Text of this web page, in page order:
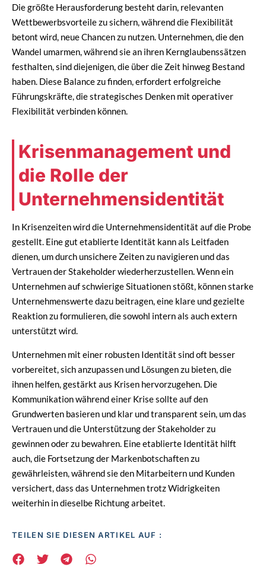
Die größte Herausforderung besteht darin, relevanten
Wettbewerbsvorteile zu sichern, während die Flexibilität
betont wird, neue Chancen zu nutzen. Unternehmen, die den
Wandel umarmen, während sie an ihren Kernglaubenssätzen
festhalten, sind diejenigen, die über die Zeit hinweg Bestand
haben. Diese Balance zu finden, erfordert erfolgreiche
Führungskräfte, die strategisches Denken mit operativer
Flexibilität verbinden können.
Krisenmanagement und
die Rolle der
Unternehmensidentität
In Krisenzeiten wird die Unternehmensidentität auf die Probe
gestellt. Eine gut etablierte Identität kann als Leitfaden
dienen, um durch unsichere Zeiten zu navigieren und das
Vertrauen der Stakeholder wiederherzustellen. Wenn ein
Unternehmen auf schwierige Situationen stößt, können starke
Unternehmenswerte dazu beitragen, eine klare und gezielte
Reaktion zu formulieren, die sowohl intern als auch extern
unterstützt wird.
Unternehmen mit einer robusten Identität sind oft besser
vorbereitet, sich anzupassen und Lösungen zu bieten, die
ihnen helfen, gestärkt aus Krisen hervorzugehen. Die
Kommunikation während einer Krise sollte auf den
Grundwerten basieren und klar und transparent sein, um das
Vertrauen und die Unterstützung der Stakeholder zu
gewinnen oder zu bewahren. Eine etablierte Identität hilft
auch, die Fortsetzung der Markenbotschaften zu
gewährleisten, während sie den Mitarbeitern und Kunden
versichert, dass das Unternehmen trotz Widrigkeiten
weiterhin in dieselbe Richtung arbeitet.
TEILEN SIE DIESEN ARTIKEL AUF :